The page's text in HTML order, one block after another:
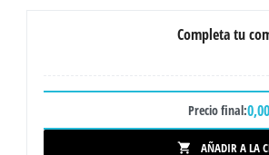
Completa tu
Precio final:
 AÑADIR A LA